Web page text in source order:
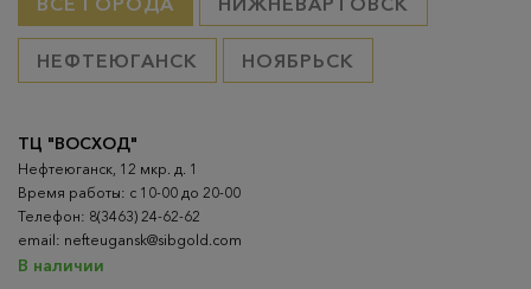
НЕФТЕЮГАНСК НОЯБРЬСК
ТЦ "ВОСХОД"
Нефтеюганск, 12 мкр. д. 1
Время работы: с 10-00 до 20-00
Телефон: 8(3463) 24-62-62
email: nefteugansk@sibgold.com
В наличии